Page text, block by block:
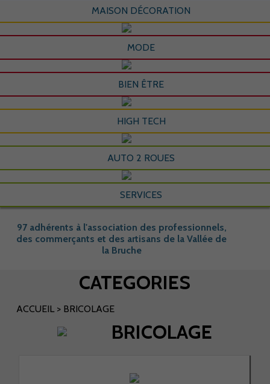
MAISON DÉCORATION
MODE
BIEN ÊTRE
HIGH TECH
AUTO 2 ROUES
SERVICES
97 adhérents à l'association des professionnels,
des commerçants et des artisans de la Vallée de
la Bruche
CATEGORIES
ACCUEIL> BRICOLAGE
BRICOLAGE